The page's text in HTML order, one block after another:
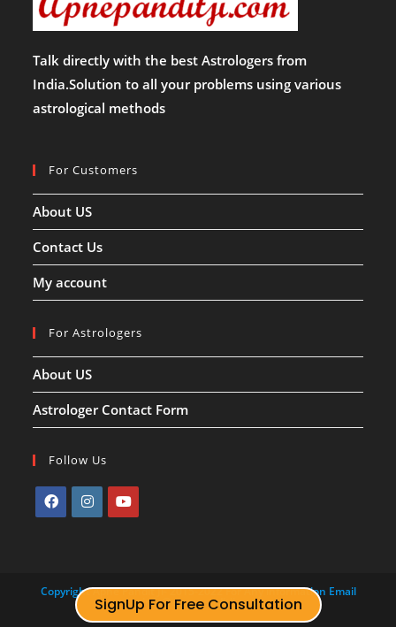
SignUp For Free Consultation
Talk directly with the best Astrologers from
India.Solution to all your problems using various
astrological methods
For Customers
About US
Contact Us
My account
For Astrologers
About US
Astrologer Contact Form
Follow Us
Copyright Apne Pandit Ji- 2015-2022 For Any information Email
:info@apnepanditji.com